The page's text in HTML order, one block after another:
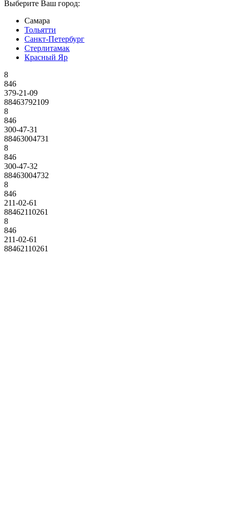
Выберите Ваш город:
Самара
Тольятти
Санкт-Петербург
Стерлитамак
Красный Яр
8
846
379-21-09
88463792109
8
846
300-47-31
88463004731
8
846
300-47-32
88463004732
8
846
211-02-61
88462110261
8
846
211-02-61
88462110261